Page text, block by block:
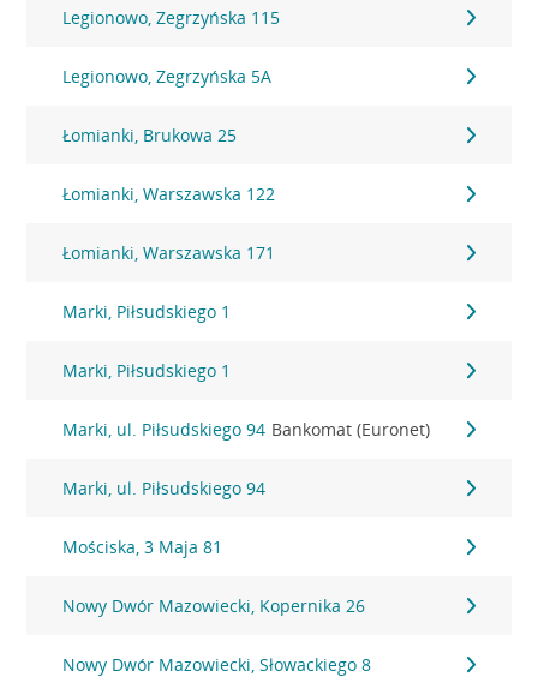
Legionowo, Zegrzyńska 115
Legionowo, Zegrzyńska 5A
Łomianki, Brukowa 25
Łomianki, Warszawska 122
Łomianki, Warszawska 171
Marki, Piłsudskiego 1
Marki, Piłsudskiego 1
Marki, ul. Piłsudskiego 94 Bankomat (Euronet)
Marki, ul. Piłsudskiego 94
Mościska, 3 Maja 81
Nowy Dwór Mazowiecki, Kopernika 26
Nowy Dwór Mazowiecki, Słowackiego 8